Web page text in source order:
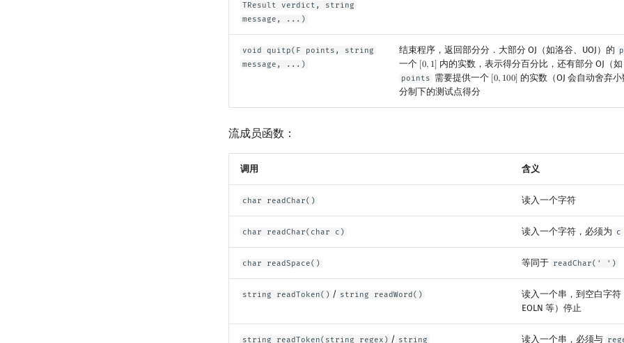
TResult verdict, string
message, ...)
void quitp(F points, string
message, ...)
结束程序，返回部分分．大部分 OJ（如洛谷、UOJ）的
一个 [0, 1]
[0, 1] 内的实数，表示得分百分比，还有部分 OJ（
points 需要提供一个 [0, 100]
[0, 100] 的实数（OJ 会自动舍弃
分制下的测试点得分
流成员函数：
调用 含义
char readChar() 读入一个字符
char readChar(char c) 读入一个字符，必须为 c
char readSpace() 等同于 readChar(' ')
string readToken() / string readWord()
读入一个串，到空白字符
EOLN 等）停止
string readToken(string regex) / string
读入一个串，必须与